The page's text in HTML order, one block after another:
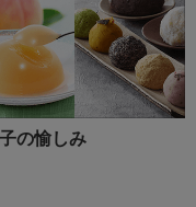
の愉しみ